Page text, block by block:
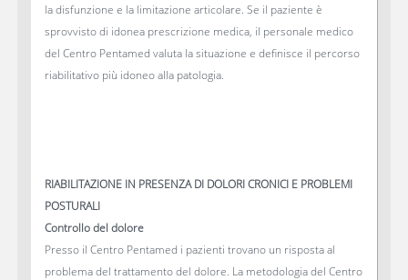
la disfunzione e la limitazione articolare. Se il paziente è
sprovvisto di idonea prescrizione medica, il personale medico
del Centro Pentamed valuta la situazione e definisce il percorso
riabilitativo più idoneo alla patologia.
RIABILITAZIONE IN PRESENZA DI DOLORI CRONICI E PROBLEMI
POSTURALI
Controllo del dolore
Presso il Centro Pentamed i pazienti trovano un risposta al
problema del trattamento del dolore. La metodologia del Centro